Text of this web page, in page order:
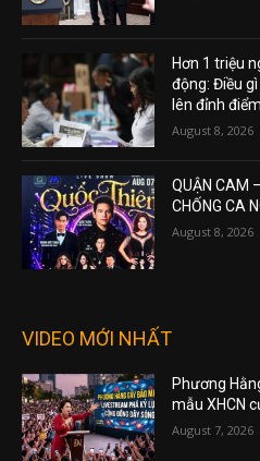
Hơn 1 triệu
động: Điều
lên đỉnh
August 8, 2026
QUẬN CAM
CHỐNG CA
August 8, 2026
VIDEO MỚI NHẤT
Phương
mẫu XHCN
August 7, 2026